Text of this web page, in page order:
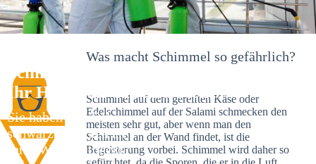
Schimmelexperte in Tiefenbach –
Ihr Helfer an Ort und Stelle
Sie haben kürzlich
schwarze Flecken an
Ihrer Wand entdeckt?
Was macht Schimmel so gefährlich?
Schimmel auf dem gereiften Käse oder
Edelschimmel auf der Salami schmecken den
meisten sehr gut, aber wenn man den
Schimmel an der Wand findet, ist die
Begeisterung vorbei. Schimmel wird daher so